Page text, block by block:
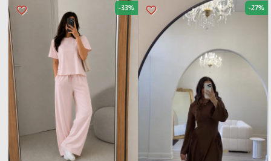
favorite_border -27%
favorite_border -33%